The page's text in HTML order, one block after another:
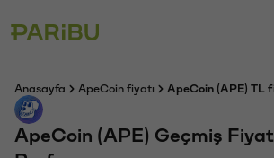
Anasayfa ApeCoin fiyatı ApeCoin (APE) TL
ApeCoin (APE) Geçmiş Fiyat